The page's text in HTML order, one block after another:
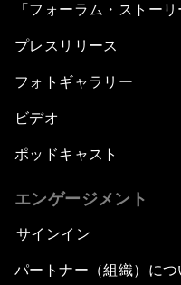
「フォーラム・ストーリ
プレスリリース
フォトギャラリー
ビデオ
ポッドキャスト
エンゲージメント
サインイン
パートナー（組織）につ